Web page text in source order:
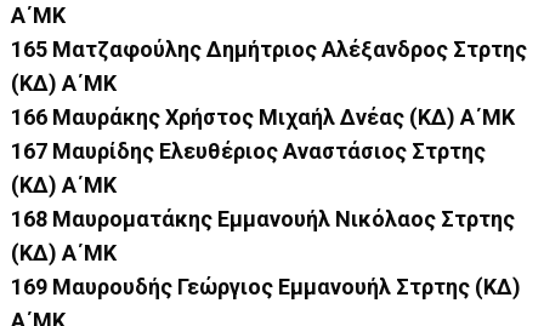
Α΄ΜΚ
165 Ματζαφούλης Δημήτριος Αλέξανδρος Στρτης
(ΚΔ) Α΄ΜΚ
166 Μαυράκης Χρήστος Μιχαήλ Δνέας (ΚΔ) Α΄ΜΚ
167 Μαυρίδης Ελευθέριος Αναστάσιος Στρτης
(ΚΔ) Α΄ΜΚ
168 Μαυροματάκης Εμμανουήλ Νικόλαος Στρτης
(ΚΔ) Α΄ΜΚ
169 Μαυρουδής Γεώργιος Εμμανουήλ Στρτης (ΚΔ)
Α΄ΜΚ